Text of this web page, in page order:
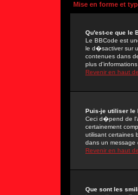
Mise en forme et
Qu'est-ce que le
Le BBCode est
le d�sactiver sur
contenues dans
plus
Revenir en haut
Puis-je utiliser le
Ceci d�pend de
certainement
utilisant certaines
dans un message
Revenir en haut
Que sont les